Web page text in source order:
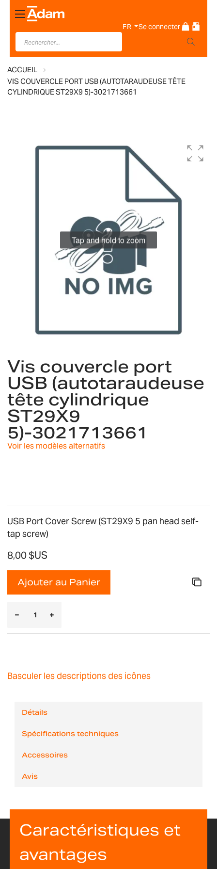
Basculer
la
navigation
FR Se connecter
ACCUEIL
VIS COUVERCLE PORT USB (AUTOTARAUDEUSE TÊTE
CYLINDRIQUE ST29X9 5)-3021713661
Tap and hold to zoom
the
beginning
of
the
images
gallery
Vis couvercle port
USB (autotaraudeuse
tête cylindrique
ST29X9
5)-3021713661
Voir les modèles alternatifs
USB Port Cover Screw (ST29X9 5 pan head self-
tap screw)
8,00 $US
Ajouter au Panier
Basculer les descriptions des icônes
Détails
Spécifications techniques
Accessoires
Avis
Caractéristiques et
avantages